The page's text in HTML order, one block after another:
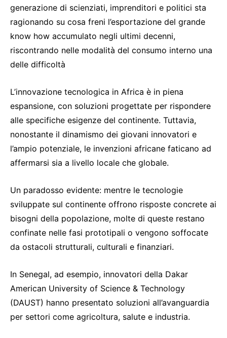
generazione di scienziati, imprenditori e politici sta
ragionando su cosa freni l’esportazione del grande
know how accumulato negli ultimi decenni,
riscontrando nelle modalità del consumo interno una
delle difficoltà
L’innovazione tecnologica in Africa è in piena
espansione, con soluzioni progettate per rispondere
alle specifiche esigenze del continente. Tuttavia,
nonostante il dinamismo dei giovani innovatori e
l’ampio potenziale, le invenzioni africane faticano ad
affermarsi sia a livello locale che globale.
Un paradosso evidente: mentre le tecnologie
sviluppate sul continente offrono risposte concrete ai
bisogni della popolazione, molte di queste restano
confinate nelle fasi prototipali o vengono soffocate
da ostacoli strutturali, culturali e finanziari.
In Senegal, ad esempio, innovatori della Dakar
American University of Science & Technology
(DAUST) hanno presentato soluzioni all’avanguardia
per settori come agricoltura, salute e industria.